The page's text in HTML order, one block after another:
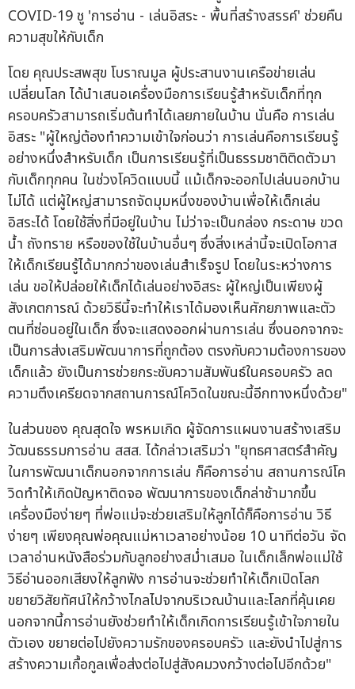
โดย คุณประสพสุข โบราณมูล ผู้ประสานงานเครือข่ายเล่น
เปลี่ยนโลก ได้นำเสนอเครื่องมือการเรียนรู้สำหรับเด็กที่ทุก
ครอบครัวสามารถเริ่มต้นทำได้เลยภายในบ้าน นั่นคือ การเล่น
อิสระ "ผู้ใหญ่ต้องทำความเข้าใจก่อนว่า การเล่นคือการเรียนรู้
อย่างหนึ่งสำหรับเด็ก เป็นการเรียนรู้ที่เป็นธรรมชาติติดตัวมา
กับเด็กทุกคน ในช่วงโควิดแบบนี้ แม้เด็กจะออกไปเล่นนอกบ้าน
ไม่ได้ แต่ผู้ใหญ่สามารถจัดมุมหนึ่งของบ้านเพื่อให้เด็กเล่น
อิสระได้ โดยใช้สิ่งที่มีอยู่ในบ้าน ไม่ว่าจะเป็นกล่อง กระดาษ ขวด
น้ำ ถังทราย หรือของใช้ในบ้านอื่นๆ ซึ่งสิ่งเหล่านี้จะเปิดโอกาส
ให้เด็กเรียนรู้ได้มากกว่าของเล่นสำเร็จรูป โดยในระหว่างการ
เล่น ขอให้ปล่อยให้เด็กได้เล่นอย่างอิสระ ผู้ใหญ่เป็นเพียงผู้
สังเกตการณ์ ด้วยวิธีนี้จะทำให้เราได้มองเห็นศักยภาพและตัว
ตนที่ซ่อนอยู่ในเด็ก ซึ่งจะแสดงออกผ่านการเล่น ซึ่งนอกจากจะ
เป็นการส่งเสริมพัฒนาการที่ถูกต้อง ตรงกับความต้องการของ
เด็กแล้ว ยังเป็นการช่วยกระชับความสัมพันธ์ในครอบครัว ลด
ความตึงเครียดจากสถานการณ์โควิดในขณะนี้อีกทางหนึ่งด้วย"
ในส่วนของ คุณสุดใจ พรหมเกิด ผู้จัดการแผนงานสร้างเสริม
วัฒนธรรมการอ่าน สสส. ได้กล่าวเสริมว่า "ยุทธศาสตร์สำคัญ
ในการพัฒนาเด็กนอกจากการเล่น ก็คือการอ่าน สถานการณ์โค
วิดทำให้เกิดปัญหาติดจอ พัฒนาการของเด็กล่าช้ามากขึ้น
เครื่องมือง่ายๆ ที่พ่อแม่จะช่วยเสริมให้ลูกได้ก็คือการอ่าน วิธี
ง่ายๆ เพียงคุณพ่อคุณแม่หาเวลาอย่างน้อย 10 นาทีต่อวัน จัด
เวลาอ่านหนังสือร่วมกับลูกอย่างสม่ำเสมอ ในเด็กเล็กพ่อแม่ใช้
วิธีอ่านออกเสียงให้ลูกฟัง การอ่านจะช่วยทำให้เด็กเปิดโลก
ขยายวิสัยทัศน์ให้กว้างไกลไปจากบริเวณบ้านและโลกที่คุ้นเคย
นอกจากนี้การอ่านยังช่วยทำให้เด็กเกิดการเรียนรู้เข้าใจภายใน
ตัวเอง ขยายต่อไปยังความรักของครอบครัว และยังนำไปสู่การ
สร้างความเกื้อกูลเพื่อส่งต่อไปสู่สังคมวงกว้างต่อไปอีกด้วย"